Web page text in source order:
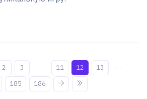
2 3 ... 11 12 13
...
185 186